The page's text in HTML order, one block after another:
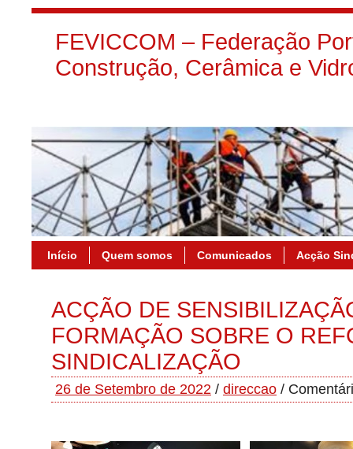
FEVICCOM – Federação
Construção, Cerâmica e
Início Quem somos Comunicados Acção
ACÇÃO DE
FORMAÇÃO SOBRE O
SINDICALIZAÇÃO
26 de Setembro de 2022 / direccao /